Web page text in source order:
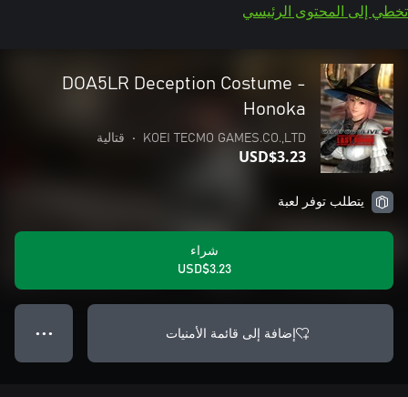
تخطي إلى المحتوى الرئيسي
DOA5LR Deception Costume -
Honoka
KOEI TECMO GAMES.CO.,LTD
• قتالية
USD$3.23
يتطلب توفر لعبة
شراء
USD$3.23
إضافة إلى قائمة الأمنيات ● ● ●